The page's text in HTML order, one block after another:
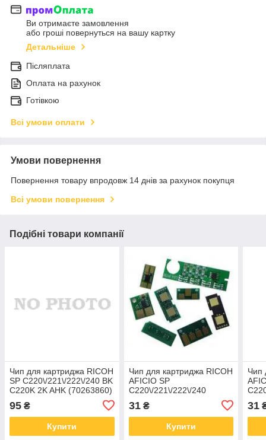
Ви отримаєте замовлення
або гроші повернуться на вашу картку
Детальніше
Післяплата
Оплата на рахунок
Готівкою
Всі умови оплати
Умови повернення
Повернення товару впродовж 14 днів за рахунок покупця
Всі умови повернення
Подібні товари компанії
Чип для картриджа RICOH
SP C220\/221\/222\/240 BK
C220K 2K AHK (70263860)
95 ₴
Купити
Чип для картриджа RICOH
AFICIO SP
C220\/221\/222\/240
Everprint (CHIP-RIC-
SPC220-B)
31₴
Купити
Чип
31